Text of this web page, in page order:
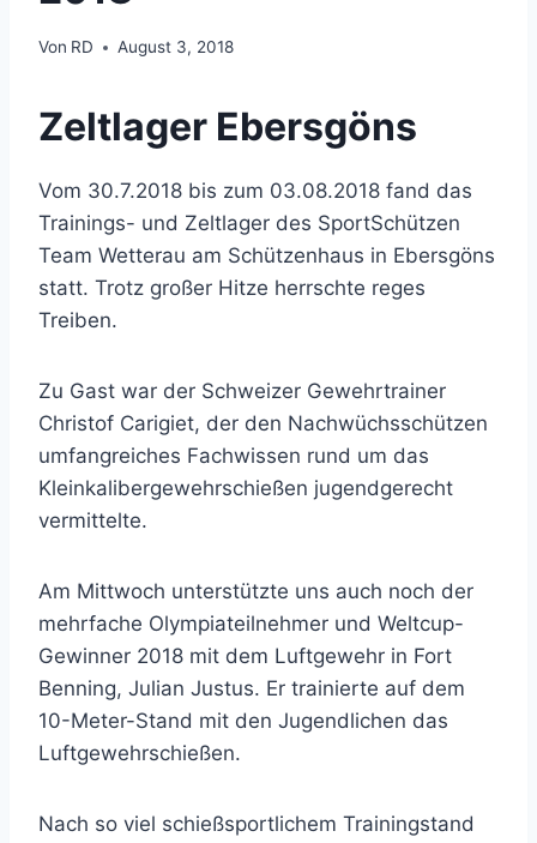
Von RD August 3, 2018
Zeltlager Ebersgöns
Vom 30.7.2018 bis zum 03.08.2018 fand das
Trainings- und Zeltlager des SportSchützen
Team Wetterau am Schützenhaus in Ebersgöns
statt. Trotz großer Hitze herrschte reges
Treiben.
Zu Gast war der Schweizer Gewehrtrainer
Christof Carigiet, der den Nachwüchsschützen
umfangreiches Fachwissen rund um das
Kleinkalibergewehrschießen jugendgerecht
vermittelte.
Am Mittwoch unterstützte uns auch noch der
mehrfache Olympiateilnehmer und Weltcup-
Gewinner 2018 mit dem Luftgewehr in Fort
Benning, Julian Justus. Er trainierte auf dem
10-Meter-Stand mit den Jugendlichen das
Luftgewehrschießen.
Nach so viel schießsportlichem Trainingstand